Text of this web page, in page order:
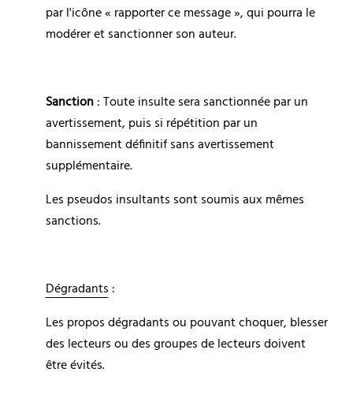
par l'icône « rapporter ce message », qui pourra le
modérer et sanctionner son auteur.
Sanction : Toute insulte sera sanctionnée par un
avertissement, puis si répétition par un
bannissement définitif sans avertissement
supplémentaire.
Les pseudos insultants sont soumis aux mêmes
sanctions.
Dégradants :
Les propos dégradants ou pouvant choquer, blesser
des lecteurs ou des groupes de lecteurs doivent
être évités.